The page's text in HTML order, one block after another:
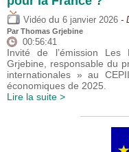
Vidéo du 6 janvier 2026 -
Par Thomas Grjebine
00:56:41
Invité de l’émission Les
Grjebine, responsable du
internationales » au
économiques de 2025.
Lire la suite >